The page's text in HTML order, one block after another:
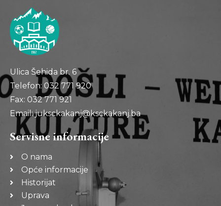
Ulica Šehida br. 6
Telefon: 032 771 920
Fax: 032 771 921
Email: juksckakanj@ksckakanj.ba
Servisne informacije
O nama
Opće informacije
Historijat
Uprava